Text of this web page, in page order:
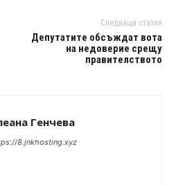
Следваща статия
Депутатите обсъждат вота
на недоверие срещу
правителството
Генчева
8.jnkhosting.xyz